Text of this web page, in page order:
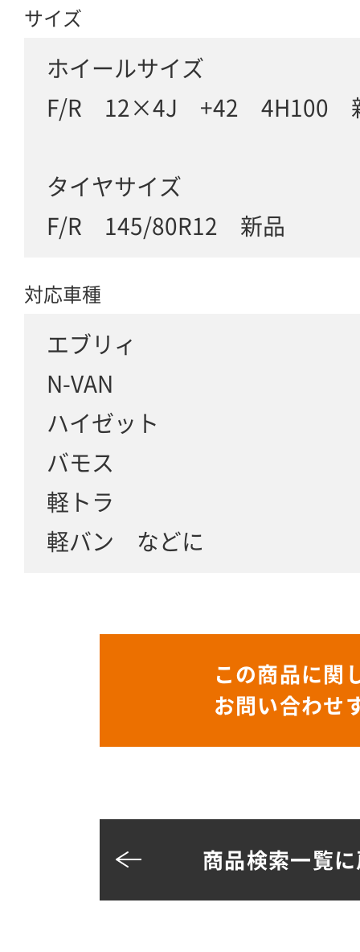
サイズ
ホイールサイズ
F/R 12×4J +42 4H100
タイヤサイズ
F/R 145/80R12 新品
対応車種
エブリィ
N-VAN
ハイゼット
バモス
軽トラ
軽バン などに
この商品に関
お問い合わせ
商品検索一覧